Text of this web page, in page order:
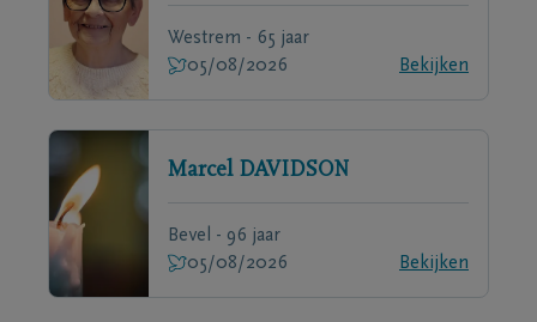
Westrem - 65 jaar
05/08/2026
Bekijken
Marcel DAVIDSON
Bevel - 96 jaar
05/08/2026
Bekijken